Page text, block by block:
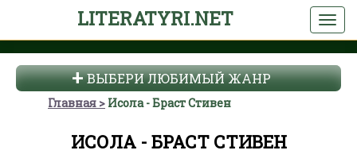
LITERATYRI.NET
ВЫБЕРИ ЛЮБИМЫЙ ЖАНР
Главная Исола - Браст Стивен
ИСОЛА - БРАСТ СТИВЕН